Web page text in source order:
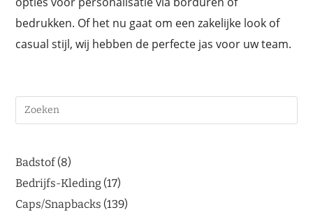
bedrukken. Of het nu gaat om een zakelijke look of
casual stijl, wij hebben de perfecte jas voor uw team.
Badstof 8
Bedrijfs-Kleding 17
Caps/Snapbacks 139